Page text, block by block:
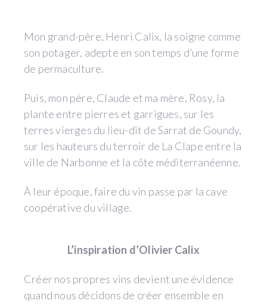
Mon grand-père, Henri Calix, la soigne comme
son potager, adepte en son temps d’une forme
de permaculture.
Puis, mon père, Claude et ma mère, Rosy, la
plante entre pierres et garrigues, sur les
terres vierges du lieu-dit de Sarrat de Goundy,
sur les hauteurs du terroir de La Clape entre la
ville de Narbonne et la côte méditerranéenne.
À leur époque, faire du vin passe par la cave
coopérative du village.
L’inspiration d’Olivier Calix
Créer nos propres vins devient une évidence
quand nous décidons de créer ensemble en